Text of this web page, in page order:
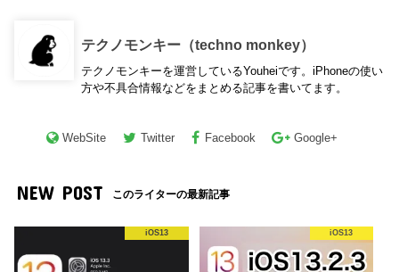
テクノモンキー（techno monkey）
テクノモンキーを運営しているYouheiです。iPhoneの使い
方や不具合情報などをまとめる記事を書いてます。
WebSite Twitter Facebook Google+
NEW POST このライターの最新記事
iOS13 iOS13